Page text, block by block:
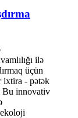
ilə
üçün
ixtira - pətək
Bu innovativ